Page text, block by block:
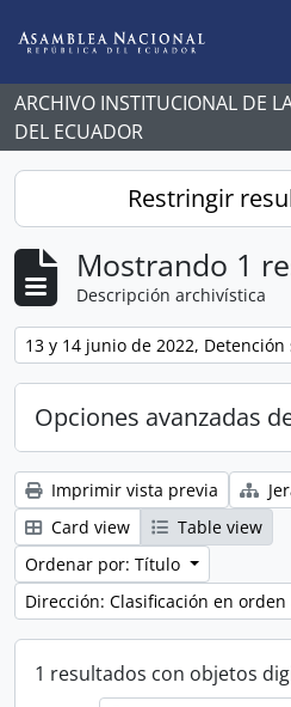
ARCHIVO INSTITUCIONAL DE
DEL ECUADOR
Restringir
Mostrando 1
Descripción archivística
Remove filter:
13 y 14 junio de 2022, Detención
Opciones avanzadas
Imprimir vista previa
Card view
Table view
Ordenar por: Título
Dirección: Clasificación en
1 resultados con objetos